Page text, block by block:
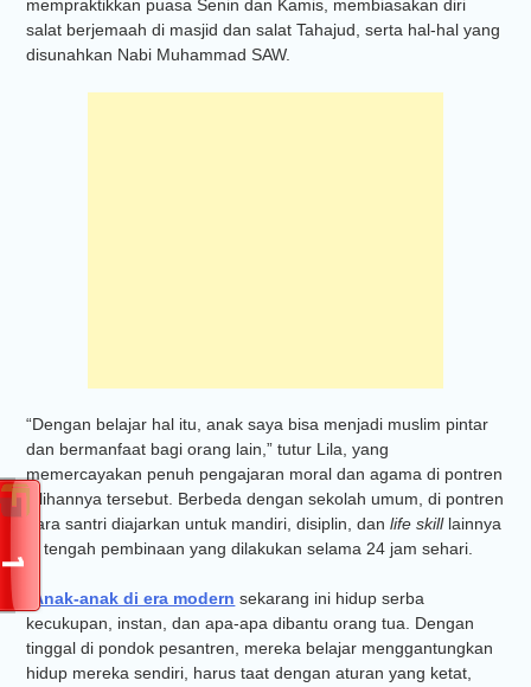
mempraktikkan puasa Senin dan Kamis, membiasakan diri
salat berjemaah di masjid dan salat Tahajud, serta hal-hal yang
disunahkan Nabi Muhammad SAW.
“Dengan belajar hal itu, anak saya bisa menjadi muslim pintar
dan bermanfaat bagi orang lain,” tutur Lila, yang
memercayakan penuh pengajaran moral dan agama di pontren
pilihannya tersebut. Berbeda dengan sekolah umum, di pontren
para santri diajarkan untuk mandiri, disiplin, danlife skilllainnya
di tengah pembinaan yang dilakukan selama 24 jam sehari.
Anak-anak di era modern sekarang ini hidup serba
kecukupan, instan, dan apa-apa dibantu orang tua. Dengan
tinggal di pondok pesantren, mereka belajar menggantungkan
hidup mereka sendiri, harus taat dengan aturan yang ketat,